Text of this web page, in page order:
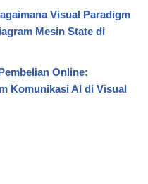
Visual Paradigm
Mesin State di
Online:
Komunikasi AI di Visual